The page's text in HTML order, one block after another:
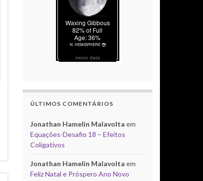
moon data
ÚLTIMOS COMENTÁRIOS
Jonathan Hamelin Malavolta em
Equações-Desafio 18 – Efeitos
Coligativos
Jonathan Hamelin Malavolta em
Feliz Natal e Próspero Ano Novo